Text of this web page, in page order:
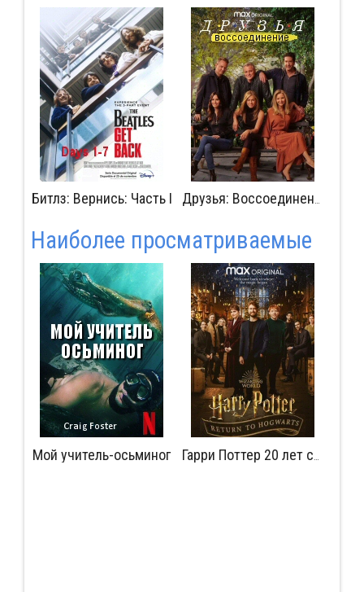
Битлз: Вернись: Часть I Друзья: Воссоединение
Наиболее просматриваемые
Мой учитель-осьминог